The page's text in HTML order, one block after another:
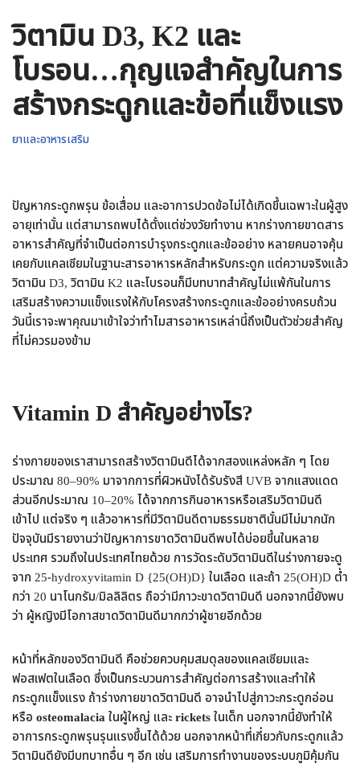
วิตามิน D3, K2 และ
โบรอน…กุญแจสำคัญในการ
สร้างกระดูกและข้อที่แข็งแรง
ยาและอาหารเสริม
ปัญหากระดูกพรุน ข้อเสื่อม และอาการปวดข้อไม่ได้เกิดขึ้นเฉพาะในผู้สูง
อายุเท่านั้น แต่สามารถพบได้ตั้งแต่ช่วงวัยทำงาน หากร่างกายขาดสาร
อาหารสำคัญที่จำเป็นต่อการบำรุงกระดูกและข้ออย่าง หลายคนอาจคุ้น
เคยกับแคลเซียมในฐานะสารอาหารหลักสำหรับกระดูก แต่ความจริงแล้ว
วิตามิน D3, วิตามิน K2 และโบรอนก็มีบทบาทสำคัญไม่แพ้กันในการ
เสริมสร้างความแข็งแรงให้กับโครงสร้างกระดูกและข้ออย่างครบถ้วน
วันนี้เราจะพาคุณมาเข้าใจว่าทำไมสารอาหารเหล่านี้ถึงเป็นตัวช่วยสำคัญ
ที่ไม่ควรมองข้าม
Vitamin D สำคัญอย่างไร?
ร่างกายของเราสามารถสร้างวิตามินดีได้จากสองแหล่งหลัก ๆ โดย
ประมาณ 80–90% มาจากการที่ผิวหนังได้รับรังสี UVB จากแสงแดด
ส่วนอีกประมาณ 10–20% ได้จากการกินอาหารหรือเสริมวิตามินดี
เข้าไป แต่จริง ๆ แล้วอาหารที่มีวิตามินดีตามธรรมชาตินั้นมีไม่มากนัก
ปัจจุบันมีรายงานว่าปัญหาการขาดวิตามินดีพบได้บ่อยขึ้นในหลาย
ประเทศ รวมถึงในประเทศไทยด้วย การวัดระดับวิตามินดีในร่างกายจะดู
จาก 25-hydroxyvitamin D {25(OH)D} ในเลือด และถ้า 25(OH)D ต่ำ
กว่า 20 นาโนกรัม/มิลลิลิตร ถือว่ามีภาวะขาดวิตามินดี นอกจากนี้ยังพบ
ว่า ผู้หญิงมีโอกาสขาดวิตามินดีมากกว่าผู้ชายอีกด้วย
หน้าที่หลักของวิตามินดี คือช่วยควบคุมสมดุลของแคลเซียมและ
ฟอสเฟตในเลือด ซึ่งเป็นกระบวนการสำคัญต่อการสร้างและทำให้
กระดูกแข็งแรง ถ้าร่างกายขาดวิตามินดี อาจนำไปสู่ภาวะกระดูกอ่อน
หรือ osteomalaciaในผู้ใหญ่ และricketsในเด็ก นอกจากนี้ยังทำให้
อาการกระดูกพรุนรุนแรงขึ้นได้ด้วย นอกจากหน้าที่เกี่ยวกับกระดูกแล้ว
วิตามินดียังมีบทบาทอื่น ๆ อีก เช่น เสริมการทำงานของระบบภูมิคุ้มกัน